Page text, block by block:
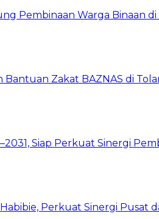
Pembinaan Warga Binaan
Zakat BAZNAS di
Siap Perkuat Sinergi
Perkuat Sinergi Pusat